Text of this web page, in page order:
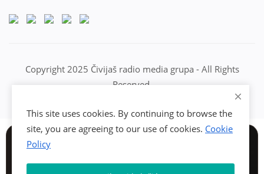
Copyright 2025 Čivijaš radio media grupa - All Rights
Reserved.
This site uses cookies. By continuing to browse the
site, you are agreeing to our use of cookies. Cookie
Policy